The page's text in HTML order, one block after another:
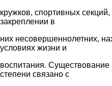
кружков, спортивных
закреплении в
них несовершеннолетних,
условиях жизни и
воспитания. Существование
степени связано с